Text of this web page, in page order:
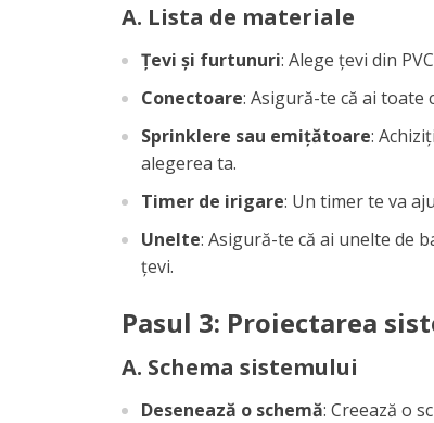
A. Lista de materiale
Țevi și furtunuri: Alege țevi din
Conectoare: Asigură-te că ai
Sprinklere sau emițătoare:
alegerea ta.
Timer de irigare: Un timer te va
Unelte: Asigură-te că ai unelte de
țevi.
Pasul 3: Proiectarea
A. Schema sistemului
Desenează o schemă: Creează o